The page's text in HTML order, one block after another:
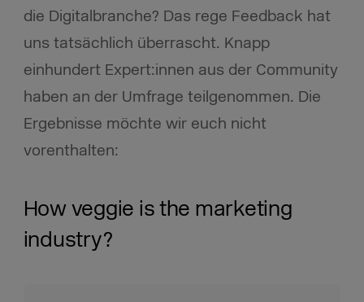
die Digitalbranche? Das rege Feedback hat
uns tatsächlich überrascht. Knapp
einhundert Expert:innen aus der Community
haben an der Umfrage teilgenommen. Die
Ergebnisse möchte wir euch nicht
vorenthalten:
How veggie is the marketing
industry?